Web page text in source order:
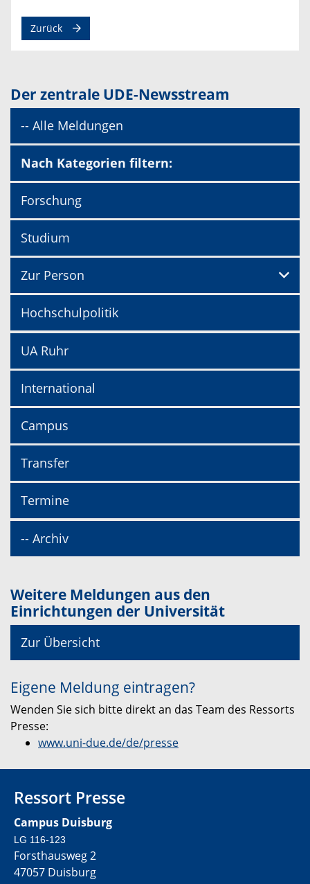
Zurück
Der zentrale UDE-Newsstream
-- Alle Meldungen
Nach Kategorien filtern:
Forschung
Studium
Zur Person
Hochschulpolitik
UA Ruhr
International
Campus
Transfer
Termine
-- Archiv
Weitere Meldungen aus den
Einrichtungen der Universität
Zur Übersicht
Eigene Meldung eintragen?
Wenden Sie sich bitte direkt an das Team des Ressorts
Presse:
www.uni-due.de/de/presse
Ressort Presse
Campus Duisburg
LG 116-123
Forsthausweg 2
47057 Duisburg